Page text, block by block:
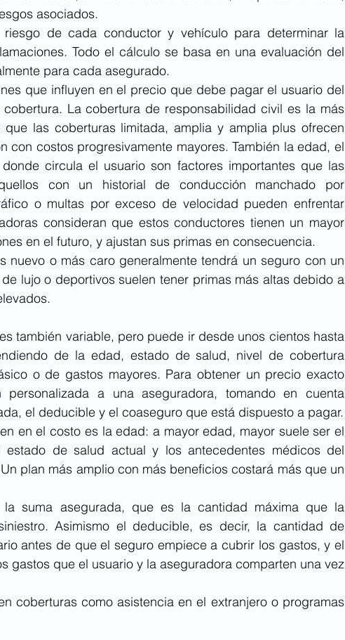
asociados.
riesgo de cada conductor y vehículo para determinar la
Todo el cálculo se basa en una evaluación del
para cada asegurado.
que influyen en el precio que debe pagar el usuario del
La cobertura de responsabilidad civil es la más
las coberturas limitada, amplia y amplia plus ofrecen
con costos progresivamente mayores. También la edad, el
circula el usuario son factores importantes que las
con un historial de conducción manchado por
o multas por exceso de velocidad pueden enfrentar
consideran que estos conductores tienen un mayor
en el futuro, y ajustan sus primas en consecuencia.
nuevo o más caro generalmente tendrá un seguro con un
lujo o deportivos suelen tener primas más altas debido a
también variable, pero puede ir desde unos cientos hasta
de la edad, estado de salud, nivel de cobertura
o de gastos mayores. Para obtener un precio exacto
a una aseguradora, tomando en cuenta
el deducible y el coaseguro que está dispuesto a pagar.
en el costo es la edad: a mayor edad, mayor suele ser el
estado de salud actual y los antecedentes médicos del
plan más amplio con más beneficios costará más que un
suma asegurada, que es la cantidad máxima que la
Asimismo el deducible, es decir, la cantidad de
antes de que el seguro empiece a cubrir los gastos, y el
gastos que el usuario y la aseguradora comparten una vez
coberturas como asistencia en el extranjero o programas